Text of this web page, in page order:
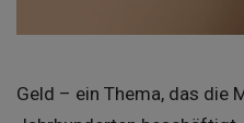
Geld – ein Thema, das die